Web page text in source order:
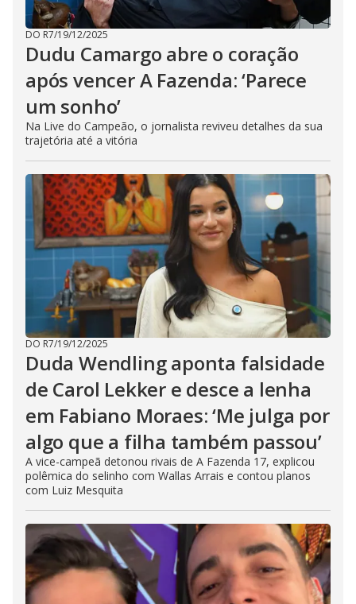
DO R7/19/12/2025
Dudu Camargo abre o coração
após vencer A Fazenda: ‘Parece
um sonho’
Na Live do Campeão, o jornalista reviveu detalhes da sua
trajetória até a vitória
DO R7/19/12/2025
Duda Wendling aponta falsidade
de Carol Lekker e desce a lenha
em Fabiano Moraes: ‘Me julga por
algo que a filha também passou’
A vice-campeã detonou rivais de A Fazenda 17, explicou
polêmica do selinho com Wallas Arrais e contou planos
com Luiz Mesquita